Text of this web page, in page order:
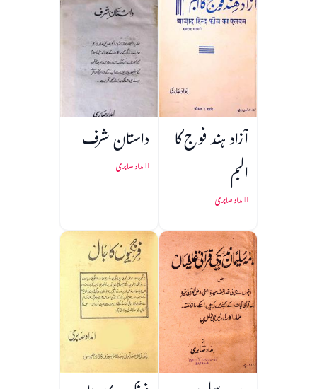
آزاد ہند فوج کا
البم
امداد صابری
داستان شرف
امداد صابری